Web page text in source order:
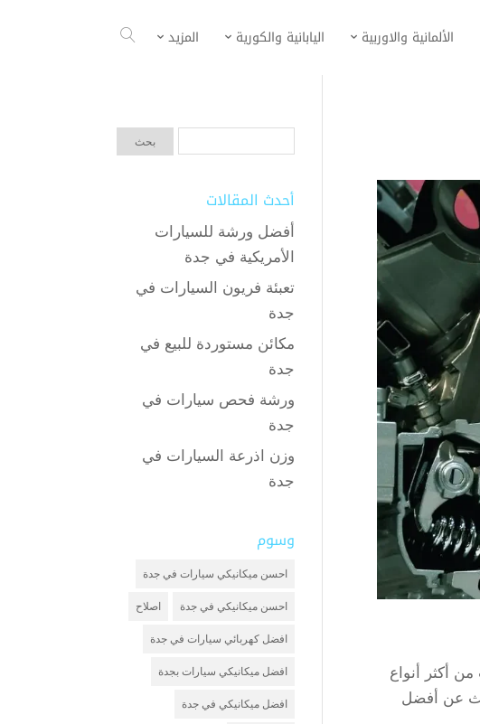
الألمانية والاوربية اليابانية والكورية المزيد
أكثر أنواع
عن أفضل
أحدث المقالات
أفضل ورشة للسيارات
الأمريكية في جدة
تعبئة فريون السيارات في
جدة
مكائن مستوردة للبيع في
جدة
ورشة فحص سيارات في
جدة
وزن اذرعة السيارات في
جدة
وسوم
احسن ميكانيكي سيارات في جدة
احسن ميكانيكي في جدة اصلاح
افضل كهربائي سيارات في جدة
افضل ميكانيكي سيارات بجدة
افضل ميكانيكي في جدة